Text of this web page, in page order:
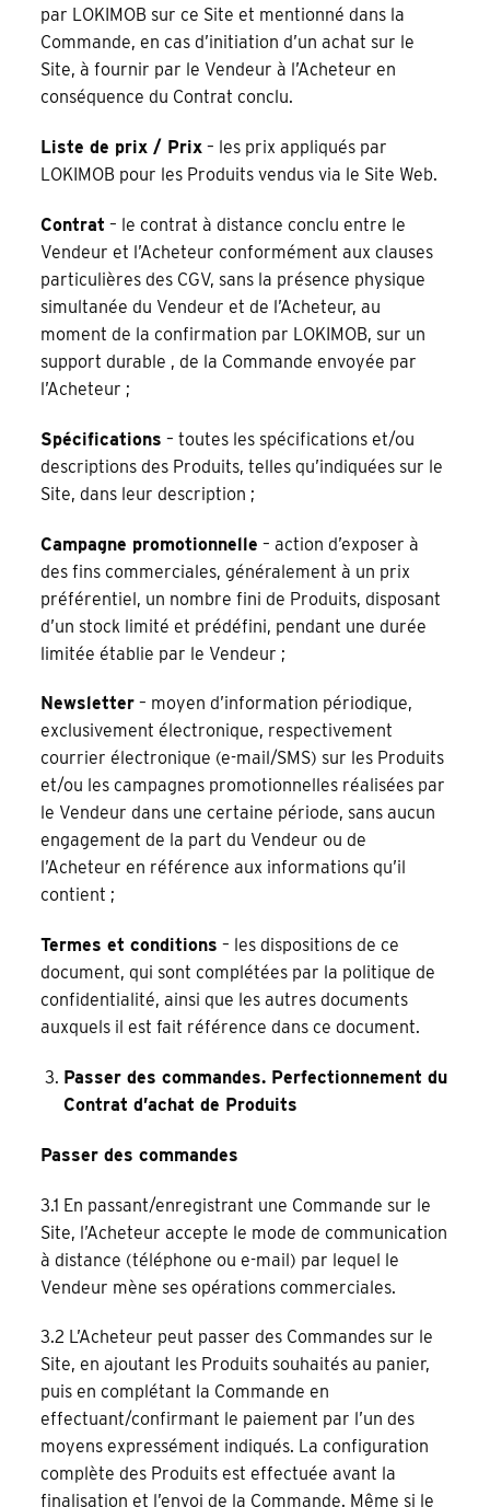
par LOKIMOB sur ce Site et mentionné dans la
Commande, en cas d’initiation d’un achat sur le
Site, à fournir par le Vendeur à l’Acheteur en
conséquence du Contrat conclu.
Liste de prix / Prix – les prix appliqués par
LOKIMOB pour les Produits vendus via le Site Web.
Contrat – le contrat à distance conclu entre le
Vendeur et l’Acheteur conformément aux clauses
particulières des CGV, sans la présence physique
simultanée du Vendeur et de l’Acheteur, au
moment de la confirmation par LOKIMOB, sur un
support durable , de la Commande envoyée par
l’Acheteur ;
Spécifications – toutes les spécifications et/ou
descriptions des Produits, telles qu’indiquées sur le
Site, dans leur description ;
Campagne promotionnelle – action d’exposer à
des fins commerciales, généralement à un prix
préférentiel, un nombre fini de Produits, disposant
d’un stock limité et prédéfini, pendant une durée
limitée établie par le Vendeur ;
Newsletter – moyen d’information périodique,
exclusivement électronique, respectivement
courrier électronique (e-mail/SMS) sur les Produits
et/ou les campagnes promotionnelles réalisées par
le Vendeur dans une certaine période, sans aucun
engagement de la part du Vendeur ou de
l’Acheteur en référence aux informations qu’il
contient ;
Termes et conditions – les dispositions de ce
document, qui sont complétées par la politique de
confidentialité, ainsi que les autres documents
auxquels il est fait référence dans ce document.
Passer des commandes. Perfectionnement du
Contrat d’achat de Produits
Passer des commandes
3.1 En passant/enregistrant une Commande sur le
Site, l’Acheteur accepte le mode de communication
à distance (téléphone ou e-mail) par lequel le
Vendeur mène ses opérations commerciales.
3.2 L’Acheteur peut passer des Commandes sur le
Site, en ajoutant les Produits souhaités au panier,
puis en complétant la Commande en
effectuant/confirmant le paiement par l’un des
moyens expressément indiqués. La configuration
complète des Produits est effectuée avant la
finalisation et l’envoi de la Commande. Même si le